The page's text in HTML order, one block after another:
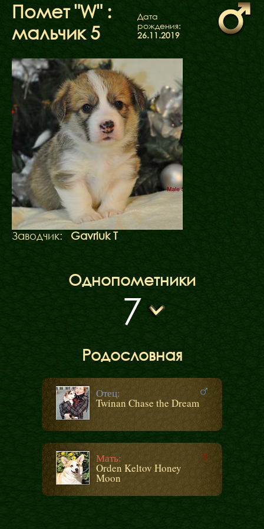
Помет "W" :
мальчик 5
Дата
рождения:
26.11.2019
Заводчик: Gavriuk T
Однопометники
7
Родословная
Отец:
Twinan Chase the Dream
Мать:
Orden Keltov Honey
Moon
ФАКТИ
БЛОГ
ГАЛЕРЕЇ